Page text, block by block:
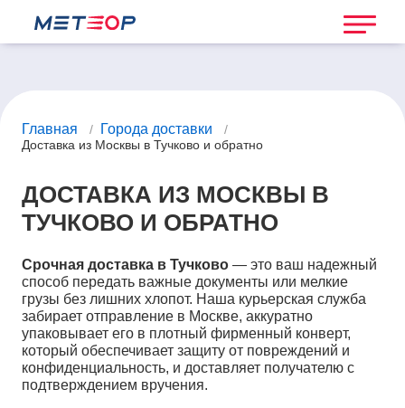
Главная / Города доставки
/
Доставка из Москвы в Тучково и обратно
ДОСТАВКА ИЗ МОСКВЫ В
ТУЧКОВО И ОБРАТНО
Срочная доставка в Тучково — это ваш надежный
способ передать важные документы или мелкие
грузы без лишних хлопот. Наша курьерская служба
забирает отправление в Москве, аккуратно
упаковывает его в плотный фирменный конверт,
который обеспечивает защиту от повреждений и
конфиденциальность, и доставляет получателю с
подтверждением вручения.